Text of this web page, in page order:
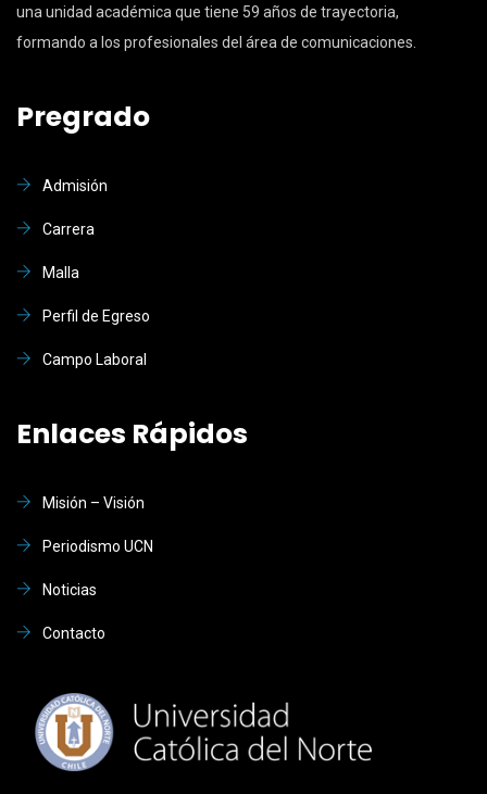
una unidad académica que tiene 59 años de trayectoria,
formando a los profesionales del área de comunicaciones.
Pregrado
Admisión
Carrera
Malla
Perfil de Egreso
Campo Laboral
Enlaces Rápidos
Misión – Visión
Periodismo UCN
Noticias
Contacto